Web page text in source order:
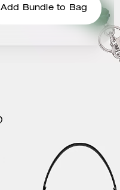
Add Bundle to Bag